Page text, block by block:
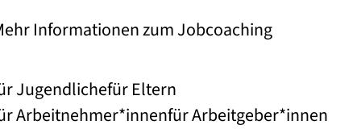
Informationen zum Jobcoaching
Jugendlichefür Eltern
Arbeitnehmer*innenfür Arbeitgeber*innen